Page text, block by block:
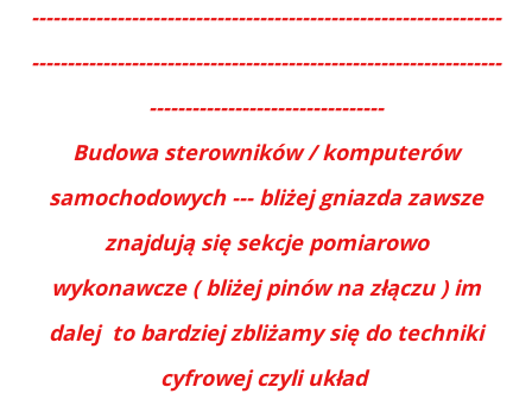
------------------------------------------------------------------
------------------------------------------------------------------
---------------------------------
Budowa sterowników / komputerów
samochodowych --- bliżej gniazda zawsze
znajdują się sekcje pomiarowo
wykonawcze ( bliżej pinów na złączu ) im
dalej to bardziej zbliżamy się do techniki
cyfrowej czyli układ